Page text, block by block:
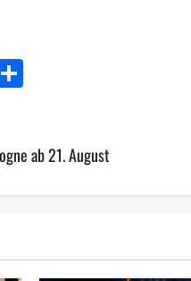
ab 21. August